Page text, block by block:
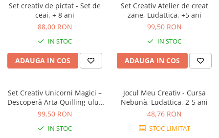
Jocuri dezvoltare emotionala
Jucarii din lemn
Jocuri si jucarii stiinta
Jucarii si jocuri Montessori
Jocuri de relaxare
Ceasuri copii
Jocuri de cooperare
Jocuri dezvoltarea imaginatiei
Set creativ de pictat - Set de
ceai, + 8 ani
88,00 RON
IN STOC
ADAUGA IN COS
Set Creativ Atelier de creat
zane, Ludattica, +5 ani
99,50 RON
IN STOC
ADAUGA IN COS
Set Creativ Unicorni Magici –
Descoperă Arta Quilling-ului,
+5 ani, Ludattica
99,50 RON
IN STOC
Jocul Meu Creativ - Cursa
Nebună, Ludattica, 2-5 ani
48,76 RON
STOC LIMITAT